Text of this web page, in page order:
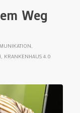
Weg
,
, KRANKENHAUS 4.0